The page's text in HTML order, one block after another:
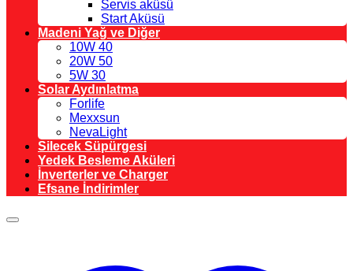
Servis aküsü
Start Aküsü
Madeni Yağ ve Diğer
10W 40
20W 50
5W 30
Solar Aydınlatma
Forlife
Mexxsun
NevaLight
Silecek Süpürgesi
Yedek Besleme Aküleri
İnverterler ve Charger
Efsane İndirimler